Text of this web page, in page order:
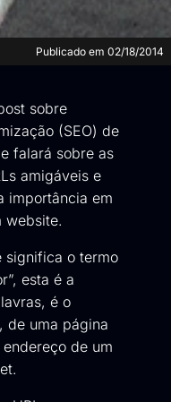
Publicado em 02/18/2014
sobre
(SEO) de
falará sobre as
amigáveis e
importância em
website.
significa o termo
esta é a
é o
de uma página
de um